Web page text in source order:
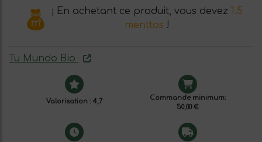
¡ En achetant ce produit, vous devez 1.5
menttos !
Tu Mundo Bio
Valorisation : 4,7
Commande minimum:
50,00 €